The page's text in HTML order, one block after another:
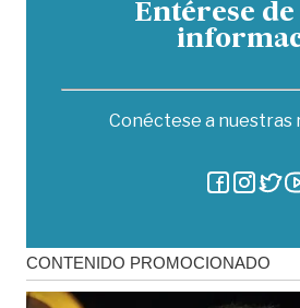
Entérese
Conéctese a nuestras